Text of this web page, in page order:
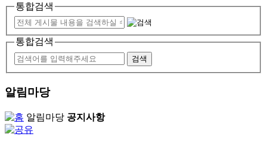
통합검색
통합검색
알림마당
알림마당 공지사항